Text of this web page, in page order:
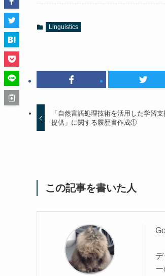
Linguistics
「自然言語処理技術を活用した学習
提供」に関する履歴書作成①
この記事を書いた人